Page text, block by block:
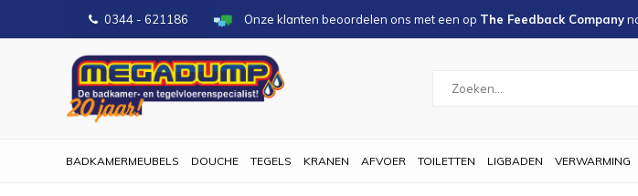
0344 - 621186 Onze klanten beoordelen ons met een op The Feedback Company
BADKAMERMEUBELS DOUCHE TEGELS KRANEN AFVOER TOILETTEN LIGBADEN VERWARMING